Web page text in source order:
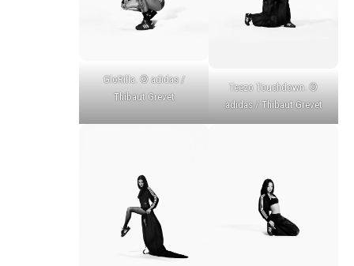
GloRilla. © adidas /
Thibaut Grevet
Teezo Touchdown. ©
adidas / Thibaut Grevet